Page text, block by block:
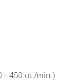
- 450 ot./min.)